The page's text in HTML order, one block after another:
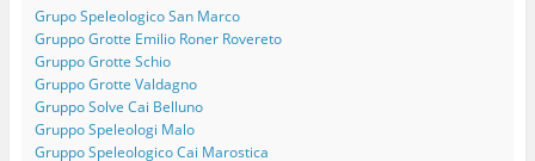
Grupo Speleologico San Marco
Gruppo Grotte Emilio Roner Rovereto
Gruppo Grotte Schio
Gruppo Grotte Valdagno
Gruppo Solve Cai Belluno
Gruppo Speleologi Malo
Gruppo Speleologico Cai Marostica